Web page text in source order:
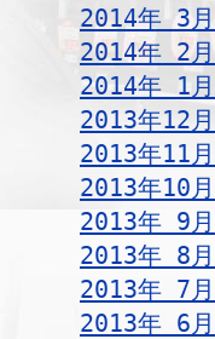
2014年 3月
2014年 2月
2014年 1月
2013年12月
2013年11月
2013年10月
2013年 9月
2013年 8月
2013年 7月
2013年 6月